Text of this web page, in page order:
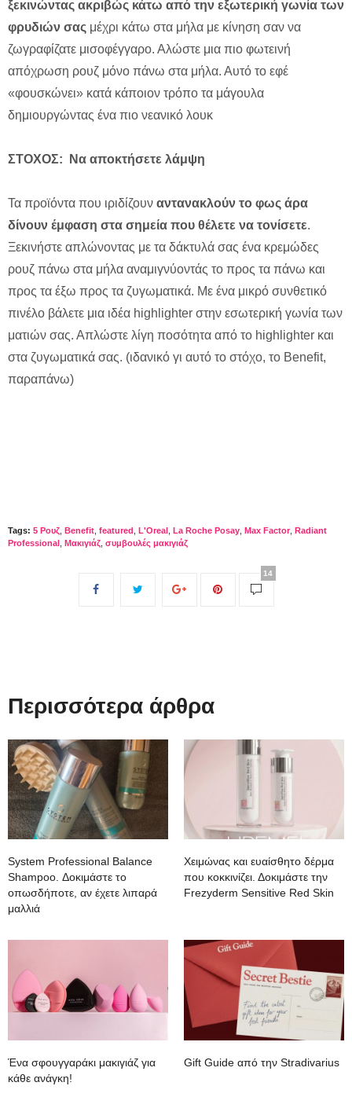
ξεκινώντας ακριβώς κάτω από την εξωτερική γωνία των
φρυδιών σας μέχρι κάτω στα μήλα με κίνηση σαν να
ζωγραφίζατε μισοφέγγαρο. Αλώστε μια πιο φωτεινή
απόχρωση ρουζ μόνο πάνω στα μήλα. Αυτό το εφέ
«φουσκώνει» κατά κάποιον τρόπο τα μάγουλα
δημιουργώντας ένα πιο νεανικό λουκ
ΣΤΟΧΟΣ: Να αποκτήσετε λάμψη
Τα προϊόντα που ιριδίζουν αντανακλούν το φως άρα
δίνουν έμφαση στα σημεία που θέλετε να τονίσετε.
Ξεκινήστε απλώνοντας με τα δάκτυλά σας ένα κρεμώδες
ρουζ πάνω στα μήλα αναμιγνύοντάς το προς τα πάνω και
προς τα έξω προς τα ζυγωματικά. Με ένα μικρό συνθετικό
πινέλο βάλετε μια ιδέα highlighter στην εσωτερική γωνία των
ματιών σας. Απλώστε λίγη ποσότητα από τo highlighter και
στα ζυγωματικά σας. (ιδανικό γι αυτό το στόχο, το Benefit,
παραπάνω)
Tags: 5 Ρουζ Benefit featured L'Oreal La Roche Posay Max Factor Radiant
Professional Μακιγιάζ συμβουλές μακιγιάζ
14
Περισσότερα άρθρα
System Professional Balance
Shampoo. Δοκιμάστε το
οπωσδήποτε, αν έχετε λιπαρά
μαλλιά
Χειμώνας και ευαίσθητο δέρμα
που κοκκινίζει. Δοκιμάστε την
Frezyderm Sensitive Red Skin
Ένα σφουγγαράκι μακιγιάζ για
κάθε ανάγκη!
Gift Guide από την Stradivarius